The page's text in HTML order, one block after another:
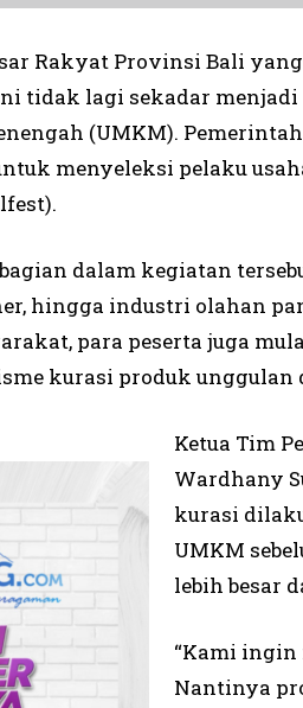
Rakyat Provinsi Bali
tidak lagi sekadar
(UMKM).
menyeleksi pelaku
dalam kegiatan
hingga industri olahan
para peserta juga
kurasi produk unggulan
Ketua Tim
Wardhany
kurasi
UMKM
lebih besar
“Kami
Nantinya